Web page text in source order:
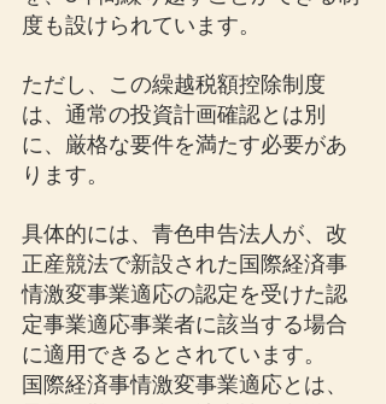
度も設けられています。
ただし、この繰越税額控除制度
は、通常の投資計画確認とは別
に、厳格な要件を満たす必要があ
ります。
具体的には、青色申告法人が、改
正産競法で新設された国際経済事
情激変事業適応の認定を受けた認
定事業適応事業者に該当する場合
に適用できるとされています。
国際経済事情激変事業適応とは、